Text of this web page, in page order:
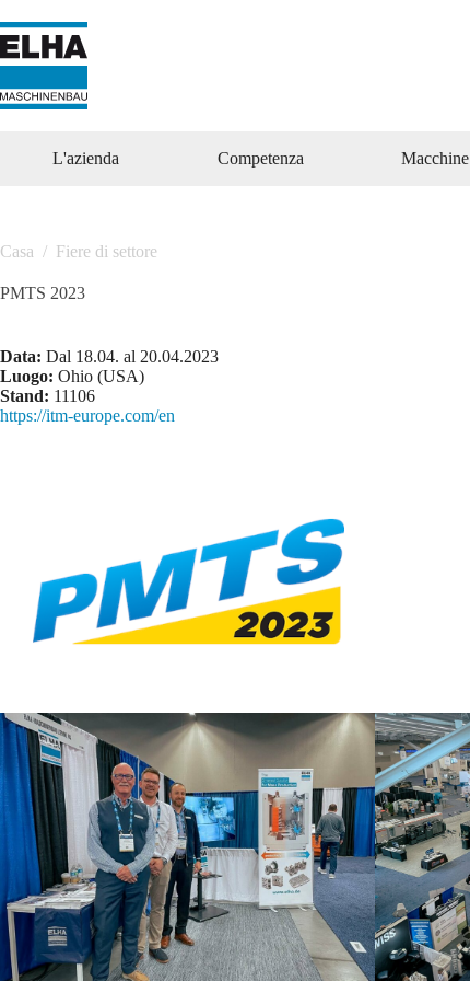
al
contenuto
L'azienda Competenza Macchine
Casa / Fiere di settore
PMTS 2023
Data: Dal 18.04. al 20.04.2023
Luogo: Ohio (USA)
Stand: 11106
https://itm-europe.com/en